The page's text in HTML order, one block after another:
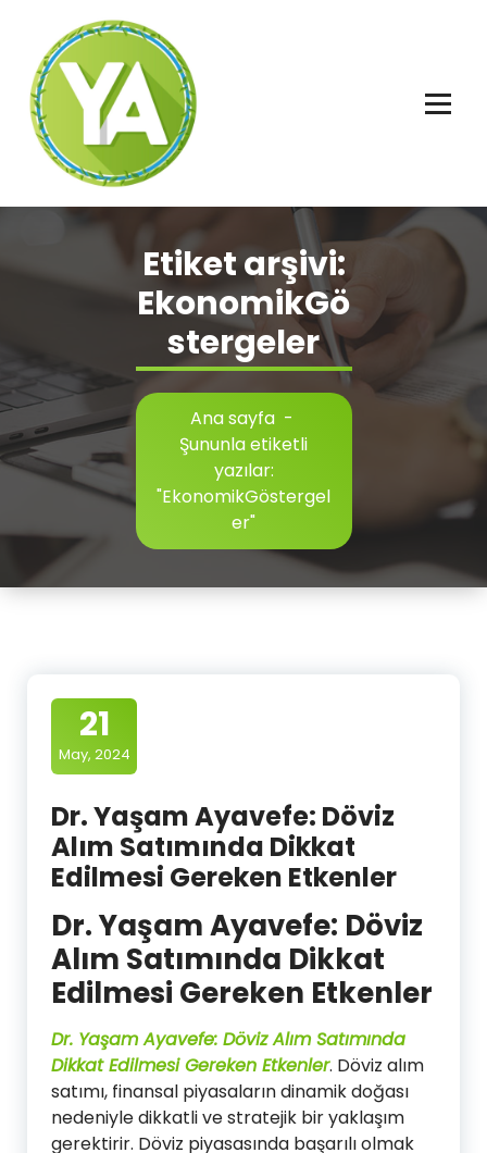
Etiket arşivi:
EkonomikGö
stergeler
Ana sayfa-
Şununla etiketli
yazılar:
"EkonomikGöstergel
er"
21
May, 2024
Dr. Yaşam Ayavefe: Döviz
Alım Satımında Dikkat
Edilmesi Gereken Etkenler
Dr. Yaşam Ayavefe: Döviz
Alım Satımında Dikkat
Edilmesi Gereken Etkenler
Dr. Yaşam Ayavefe: Döviz Alım Satımında
Dikkat Edilmesi Gereken Etkenler. Döviz alım
satımı, finansal piyasaların dinamik doğası
nedeniyle dikkatli ve stratejik bir yaklaşım
gerektirir. Döviz piyasasında başarılı olmak